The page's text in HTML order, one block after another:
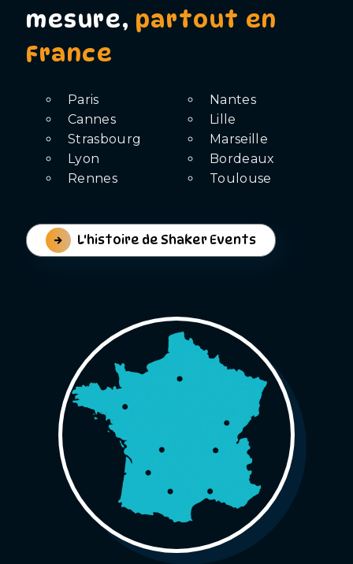
mesure, partout en
France
Paris
Cannes
Strasbourg
Lyon
Rennes
Nantes
Lille
Marseille
Bordeaux
Toulouse
L'histoire de Shaker Events